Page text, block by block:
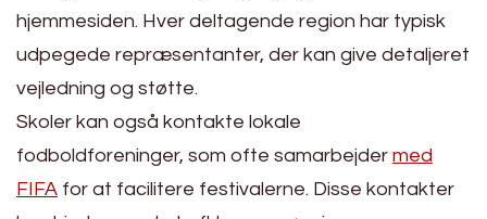
hjemmesiden. Hver deltagende region har typisk
udpegede repræsentanter, der kan give detaljeret
vejledning og støtte.
Skoler kan også kontakte lokale
fodboldforeninger, som ofte samarbejder med
FIFA for at facilitere festivalerne. Disse kontakter